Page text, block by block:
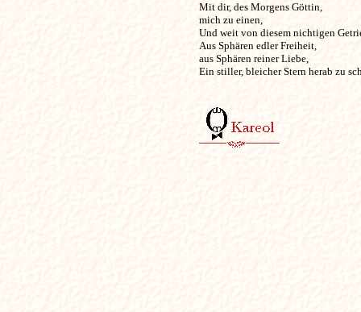
Mit dir, des Morgens Göttin,
mich zu einen,
Und weit von diesem nichtigen
Aus Sphären edler Freiheit,
aus Sphären reiner Liebe,
Ein stiller, bleicher Stern herab zu